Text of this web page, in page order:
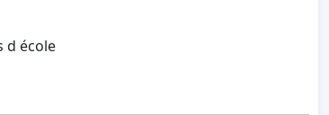
d école